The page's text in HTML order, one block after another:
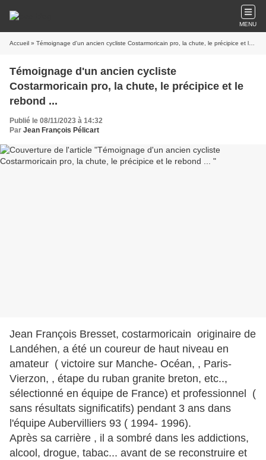
MENU
Accueil » Témoignage d'un ancien cycliste Costarmoricain pro, la chute, le précipice et le rebond ...
Témoignage d'un ancien cycliste
Costarmoricain pro, la chute, le précipice et le
rebond ...
Publié le 08/11/2023 à 14:32
Par Jean François Pélicart
Jean François Bresset, costarmoricain originaire de
Landéhen, a été un coureur de haut niveau en
amateur ( victoire sur Manche- Océan, , Paris-
Vierzon, , étape du ruban granite breton, etc..,
sélectionné en équipe de France) et professionnel (
sans résultats significatifs) pendant 3 ans dans
l'équipe Aubervilliers 93 ( 1994- 1996).
Après sa carrière , il a sombré dans les addictions,
alcool, drogue, tabac... avant de se reconstruire et